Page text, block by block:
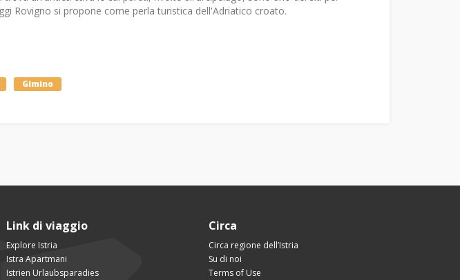
Rovigno si propone come perla turistica dell'Adriatico croato.
Gimino
Link di viaggio
Explore Istria
Istra Apartmani
Istrien Urlaubsparadies
Circa
Circa regione dell’Istria
Su di noi
Terms of Use